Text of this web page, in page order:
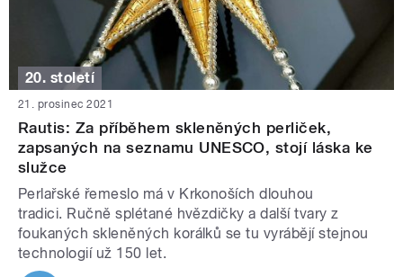
20. století
21. prosinec 2021
Rautis: Za příběhem skleněných perliček,
zapsaných na seznamu UNESCO, stojí láska ke
služce
Perlařské řemeslo má v Krkonoších dlouhou
tradici. Ručně splétané hvězdičky a další tvary z
foukaných skleněných korálků se tu vyrábějí stejnou
technologií už 150 let.